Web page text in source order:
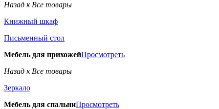
Назад к Все товары
Книжный шкаф
Письменный стол
Мебель для прихожейПросмотреть
Назад к Все товары
Зеркало
Мебель для спальниПросмотреть